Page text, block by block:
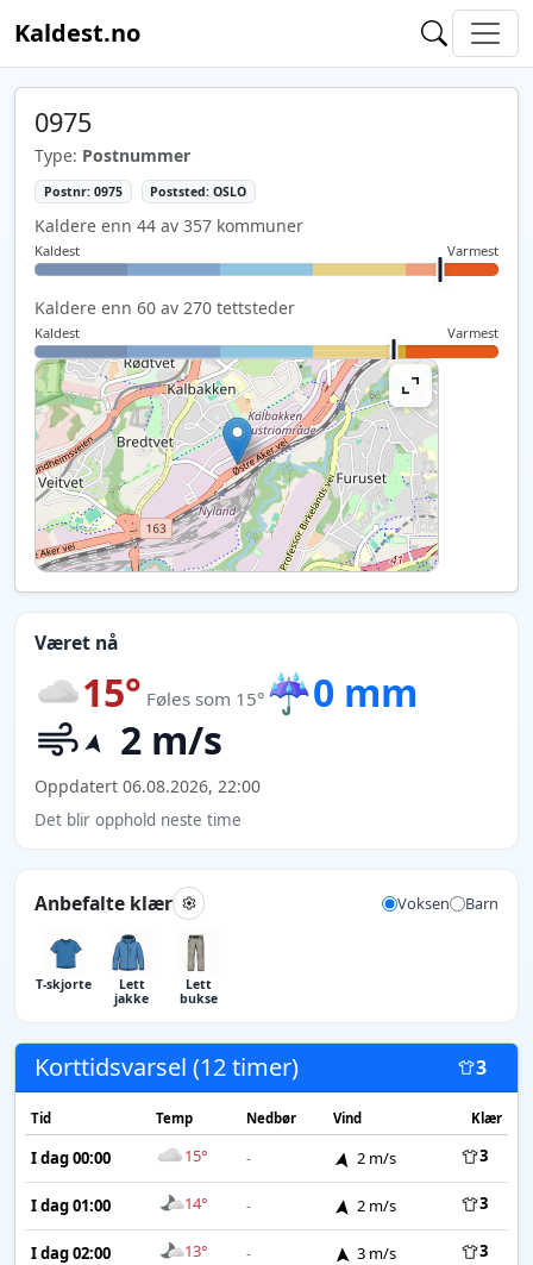
Kaldest.no
0975
Type: Postnummer
Postnr: 0975 Poststed: OSLO
Kaldere enn 44 av 357 kommuner
Kaldest Varmest
Kaldere enn 60 av 270 tettsteder
Kaldest Varmest
Været nå
15° Føles som 15° ☔0 mm
2 m/s
Oppdatert 06.08.2026, 22:00
Det blir opphold neste time
Anbefalte klær Voksen Barn
T-skjorte
Lett
jakke
Lett
bukse
Korttidsvarsel (12 timer) 3
Tid Temp Nedbør Vind Klær
I dag 00:00 15° - 2 m/s 3
I dag 01:00 14° - 2 m/s 3
I dag 02:00 13° - 3 m/s 3